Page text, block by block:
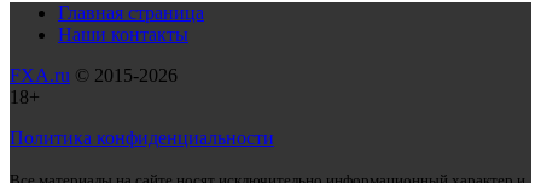
Главная страница
Наши контакты
FXA.ru © 2015-2026
18+
Политика конфиденциальности